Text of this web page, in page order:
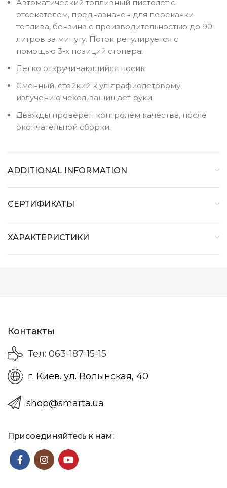
Автоматический топливный пистолет с
отсекателем, предназначен для перекачки
топлива, бензина с производительностью до 90
литров за минуту. Поток регулируется с
помощью 3-х позиций стопера.
Легко откручивающийся носик
Сменный, стойкий к ультрафиолетовому
излучению чехол, защищает руки.
Дважды проверен контролем качества, после
окончательной сборки.
ADDITIONAL INFORMATION
СЕРТИФИКАТЫ
ХАРАКТЕРИСТИКИ
Контакты
Тел: 063-187-15-15
г. Киев. ул. Волынская, 40
shop@smarta.ua
Присоединяйтесь к нам: